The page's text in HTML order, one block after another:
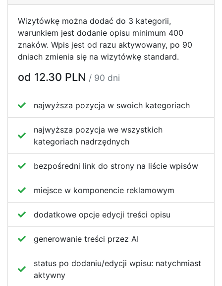
Wizytówkę można dodać do 3 kategorii,
warunkiem jest dodanie opisu minimum 400
znaków. Wpis jest od razu aktywowany, po 90
dniach zmienia się na wizytówkę standard.
od 12.30 PLN / 90 dni
najwyższa pozycja w swoich kategoriach
najwyższa pozycja we wszystkich
kategoriach nadrzędnych
bezpośredni link do strony na liście wpisów
miejsce w komponencie reklamowym
dodatkowe opcje edycji treści opisu
generowanie treści przez AI
status po dodaniu/edycji wpisu: natychmiast
aktywny